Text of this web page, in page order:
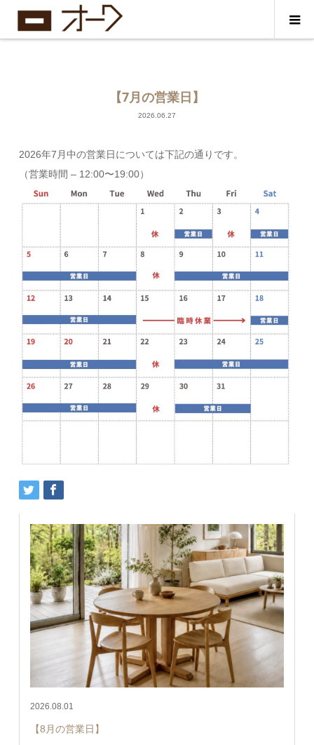
【7月の営業日】
2026.06.27
2026年7月中の営業日については下記の通りです。
（営業時間 – 12:00〜19:00）
2026.08.01
【8月の営業日】